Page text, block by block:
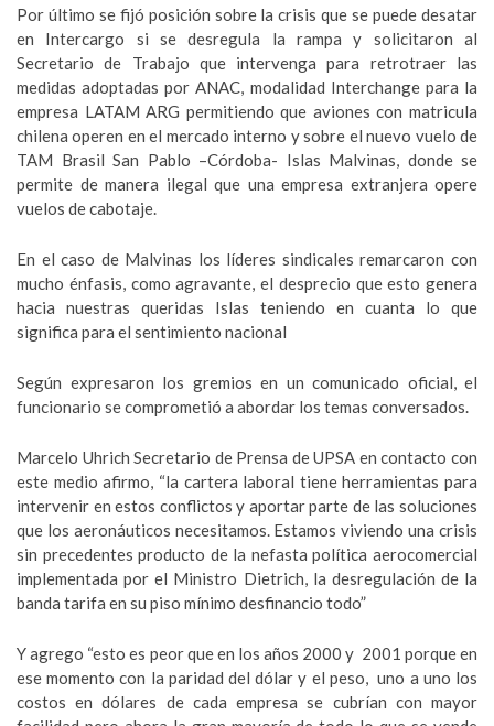
Por último se fijó posición sobre la crisis que se puede desatar
en Intercargo si se desregula la rampa y solicitaron al
Secretario de Trabajo que intervenga para retrotraer las
medidas adoptadas por ANAC, modalidad Interchange para la
empresa LATAM ARG permitiendo que aviones con matricula
chilena operen en el mercado interno y sobre el nuevo vuelo de
TAM Brasil San Pablo –Córdoba- Islas Malvinas, donde se
permite de manera ilegal que una empresa extranjera opere
vuelos de cabotaje.
En el caso de Malvinas los líderes sindicales remarcaron con
mucho énfasis, como agravante, el desprecio que esto genera
hacia nuestras queridas Islas teniendo en cuanta lo que
significa para el sentimiento nacional
Según expresaron los gremios en un comunicado oficial, el
funcionario se comprometió a abordar los temas conversados.
Marcelo Uhrich Secretario de Prensa de UPSA en contacto con
este medio afirmo, “la cartera laboral tiene herramientas para
intervenir en estos conflictos y aportar parte de las soluciones
que los aeronáuticos necesitamos. Estamos viviendo una crisis
sin precedentes producto de la nefasta política aerocomercial
implementada por el Ministro Dietrich, la desregulación de la
banda tarifa en su piso mínimo desfinancio todo”
Y agrego “esto es peor que en los años 2000 y 2001 porque en
ese momento con la paridad del dólar y el peso, uno a uno los
costos en dólares de cada empresa se cubrían con mayor